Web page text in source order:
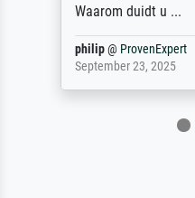
Waarom duidt u ...
philip@ ProvenExpert
September 23, 2025